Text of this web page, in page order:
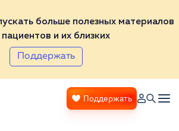
больше полезных материалов
и их близких
Поддержать
Поддержать